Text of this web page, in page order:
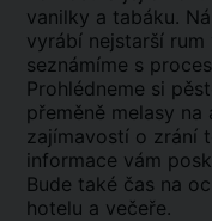
vanilky a tabáku.
vyrábí nejstarší rum
seznámíme s
Prohlédneme si
přeměně melasy
zajímavostí o zrání
informace vám
Bude také čas na
hotelu a večeře.